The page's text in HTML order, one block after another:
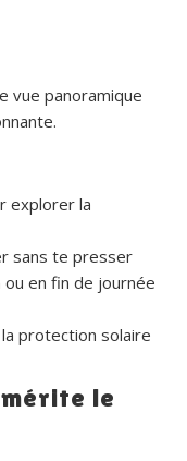
vue panoramique
explorer la
sans te presser
en fin de journée
protection solaire
le